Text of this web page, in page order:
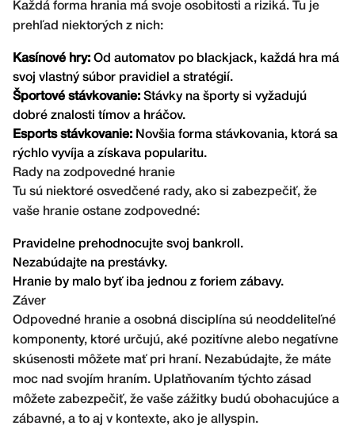
Každá forma hrania má svoje osobitosti a riziká. Tu je
prehľad niektorých z nich:
Kasínové hry: Od automatov po blackjack, každá hra má
svoj vlastný súbor pravidiel a stratégií.
Športové stávkovanie: Stávky na športy si vyžadujú
dobré znalosti tímov a hráčov.
Esports stávkovanie: Novšia forma stávkovania, ktorá sa
rýchlo vyvíja a získava popularitu.
Rady na zodpovedné hranie
Tu sú niektoré osvedčené rady, ako si zabezpečiť, že
vaše hranie ostane zodpovedné:
Pravidelne prehodnocujte svoj bankroll.
Nezabúdajte na prestávky.
Hranie by malo byť iba jednou z foriem zábavy.
Záver
Odpovedné hranie a osobná disciplína sú neoddeliteľné
komponenty, ktoré určujú, aké pozitívne alebo negatívne
skúsenosti môžete mať pri hraní. Nezabúdajte, že máte
moc nad svojím hraním. Uplatňovaním týchto zásad
môžete zabezpečiť, že vaše zážitky budú obohacujúce a
zábavné, a to aj v kontexte, ako je allyspin.